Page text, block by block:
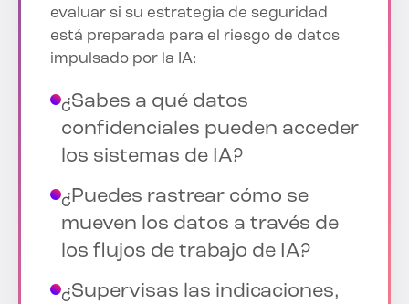
evaluar si su estrategia de seguridad
está preparada para el riesgo de datos
impulsado por la IA:
¿Sabes a qué datos
confidenciales pueden acceder
los sistemas de IA?
¿Puedes rastrear cómo se
mueven los datos a través de
los flujos de trabajo de IA?
¿Supervisas las indicaciones,